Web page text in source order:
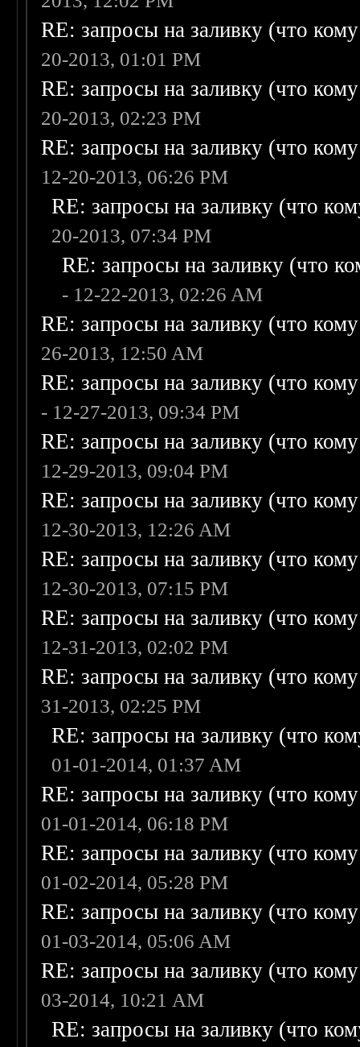
RE: запросы на заливку (что
20-2013, 01:01 PM
RE: запросы на заливку (что
20-2013, 02:23 PM
RE: запросы на заливку (что
12-20-2013, 06:26 PM
RE: запросы на заливку (что
20-2013, 07:34 PM
RE: запросы на заливку (что
- 12-22-2013, 02:26 AM
RE: запросы на заливку (что
26-2013, 12:50 AM
RE: запросы на заливку (что
- 12-27-2013, 09:34 PM
RE: запросы на заливку (что
12-29-2013, 09:04 PM
RE: запросы на заливку (что
12-30-2013, 12:26 AM
RE: запросы на заливку (что
12-30-2013, 07:15 PM
RE: запросы на заливку (что
12-31-2013, 02:02 PM
RE: запросы на заливку (что
31-2013, 02:25 PM
RE: запросы на заливку (что
01-01-2014, 01:37 AM
RE: запросы на заливку (что
01-01-2014, 06:18 PM
RE: запросы на заливку (что
01-02-2014, 05:28 PM
RE: запросы на заливку (что
01-03-2014, 05:06 AM
RE: запросы на заливку (что
03-2014, 10:21 AM
RE: запросы на заливку (что